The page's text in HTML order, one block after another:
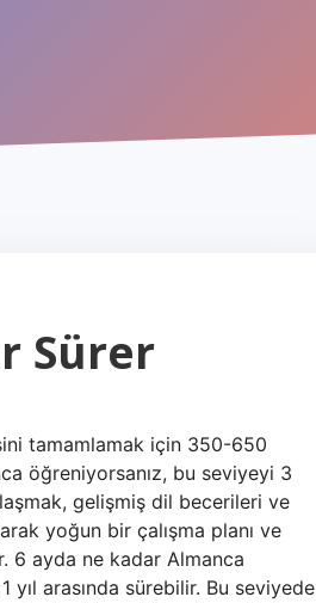
Sürer
tamamlamak için 350-650
öğreniyorsanız, bu seviyeyi 3
gelişmiş dil becerileri ve
yoğun bir çalışma planı ve
6 ayda ne kadar Almanca
arasında sürebilir. Bu seviyede